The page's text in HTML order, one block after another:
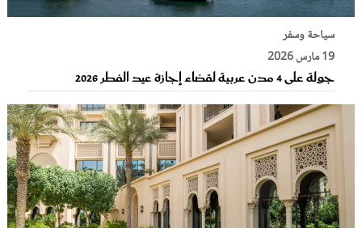
سياحة وسفر
19 مارس 2026
جولة على 4 مدن عربية لقضاء إجازة عيد الفطر 2026